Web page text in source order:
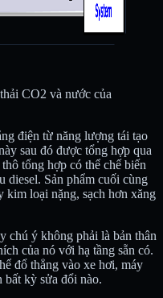
CO2 và nước của
điện từ năng lượng tái tạo
sau đó được tổng hợp qua
tổng hợp có thể chế biến
diesel. Sản phẩm cuối cùng
kim loại nặng, sạch hơn xăng
chú ý không phải là bản thân
của nó với hạ tầng sẵn có.
đổ thẳng vào xe hơi, máy
bất kỳ sửa đổi nào.